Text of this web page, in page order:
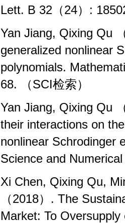
Lett. B 32（24）:
Yan Jiang, Qixing Qu
generalized nonlinear
polynomials.
68. （SCI检索）
Yan Jiang, Qixing Qu
their interactions on
nonlinear Schrodinger
Science and
Xi Chen, Qixing Qu,
（2018）. The
Market: To